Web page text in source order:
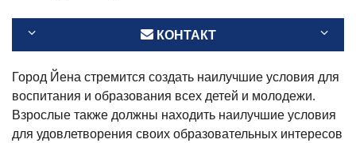
КОНТАКТ
Город Йена стремится создать наилучшие условия для
воспитания и образования всех детей и молодежи.
Взрослые также должны находить наилучшие условия
для удовлетворения своих образовательных интересов